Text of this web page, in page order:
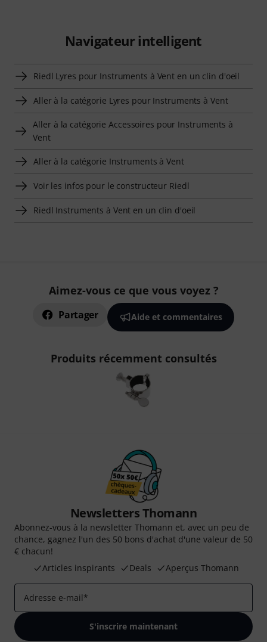
Navigateur intelligent
Riedl Lyres pour Instruments à Vent en un clin d'oeil
Aller à la catégorie Lyres pour Instruments à Vent
Aller à la catégorie Accessoires pour Instruments à
Vent
Aller à la catégorie Instruments à Vent
Voir les infos pour le constructeur Riedl
Riedl Instruments à Vent en un clin d'oeil
Aimez-vous ce que vous voyez ?
Partager Aide et commentaires
Produits récemment consultés
Newsletters Thomann
Abonnez-vous à la newsletter Thomann et, avec un peu de
chance, gagnez l'un des 50 bons d'achat d'une valeur de 50
€ chacun!
Articles inspirants
Deals Aperçus Thomann
Adresse e-mail*
S'inscrire maintenant